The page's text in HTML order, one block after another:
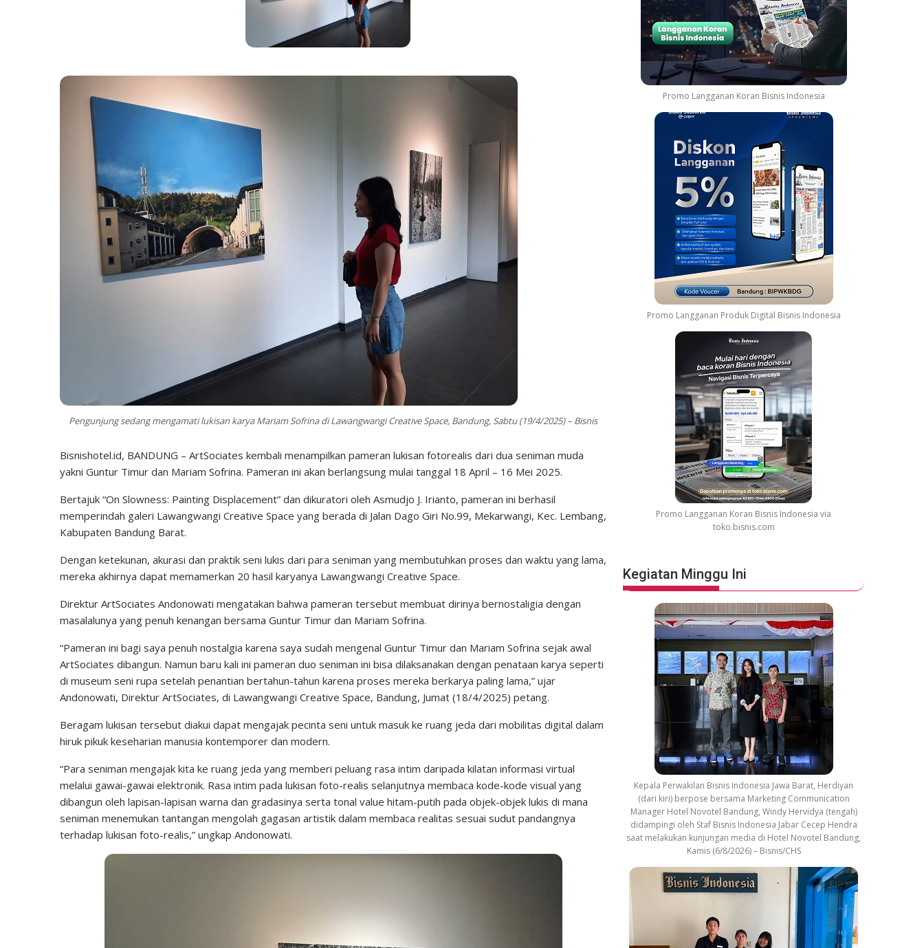
Pengunjung sedang mengamati lukisan karya Mariam Sofrina di Lawangwangi Creative Space, Bandung, Sabtu (19/4/2025) – Bisnis
Bisnishotel.id, BANDUNG – ArtSociates kembali menampilkan pameran lukisan fotorealis dari dua seniman muda
yakni Guntur Timur dan Mariam Sofrina. Pameran ini akan berlangsung mulai tanggal 18 April – 16 Mei 2025.
Bertajuk “On Slowness: Painting Displacement” dan dikuratori oleh Asmudjo J. Irianto, pameran ini berhasil
memperindah galeri Lawangwangi Creative Space yang berada di Jalan Dago Giri No.99, Mekarwangi, Kec. Lembang,
Kabupaten Bandung Barat.
Dengan ketekunan, akurasi dan praktik seni lukis dari para seniman yang membutuhkan proses dan waktu yang lama,
mereka akhirnya dapat memamerkan 20 hasil karyanya Lawangwangi Creative Space.
Direktur ArtSociates Andonowati mengatakan bahwa pameran tersebut membuat dirinya bernostaligia dengan
masalalunya yang penuh kenangan bersama Guntur Timur dan Mariam Sofrina.
“Pameran ini bagi saya penuh nostalgia karena saya sudah mengenal Guntur Timur dan Mariam Sofrina sejak awal
ArtSociates dibangun. Namun baru kali ini pameran duo seniman ini bisa dilaksanakan dengan penataan karya seperti
di museum seni rupa setelah penantian bertahun-tahun karena proses mereka berkarya paling lama,” ujar
Andonowati, Direktur ArtSociates, di Lawangwangi Creative Space, Bandung, Jumat (18/4/2025) petang.
Beragam lukisan tersebut diakui dapat mengajak pecinta seni untuk masuk ke ruang jeda dari mobilitas digital dalam
hiruk pikuk keseharian manusia kontemporer dan modern.
“Para seniman mengajak kita ke ruang jeda yang memberi peluang rasa intim daripada kilatan informasi virtual
melalui gawai-gawai elektronik. Rasa intim pada lukisan foto-realis selanjutnya membaca kode-kode visual yang
dibangun oleh lapisan-lapisan warna dan gradasinya serta tonal value hitam-putih pada objek-objek lukis di mana
seniman menemukan tantangan mengolah gagasan artistik dalam membaca realitas sesuai sudut pandangnya
terhadap lukisan foto-realis,” ungkap Andonowati.
Promo Langganan Koran Bisnis Indonesia
Promo Langganan Produk Digital Bisnis Indonesia
Promo Langganan Koran Bisnis Indonesia via
toko.bisnis.com
Kegiatan Minggu Ini
Kepala Perwakilan Bisnis Indonesia Jawa Barat, Herdiyan
(dari kiri) berpose bersama Marketing Communication
Manager Hotel Novotel Bandung, Windy Hervidya (tengah)
didampingi oleh Staf Bisnis Indonesia Jabar Cecep Hendra
saat melakukan kunjungan media di Hotel Novotel Bandung,
Kamis (6/8/2026) – Bisnis/CHS